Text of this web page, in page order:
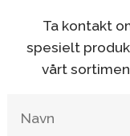
Ta kontakt
spesielt
vårt